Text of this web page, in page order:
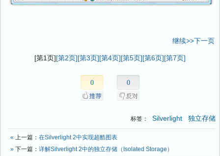
继续>>下一页
[第1页][第2页][第3页][第4页][第5页][第6页][第7页]
0 0
标签： Silverlight 独立存储
« 上一篇： 在Silverlight 2中实现超酷图表
» 下一篇： 详解Silverlight 2中的独立存储（Isolated Storage）